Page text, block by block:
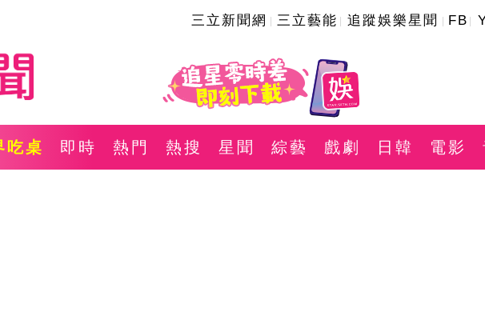
三立新聞網 三立藝能 追蹤娛樂星聞 FB
吃桌 即時 熱門 熱搜 星聞 綜藝 戲劇 日韓 電影